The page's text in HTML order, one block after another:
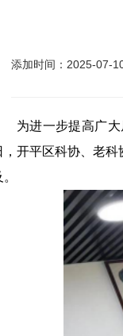
添加时间：2025-07-
为进一步提高广
，开平区科协、老科